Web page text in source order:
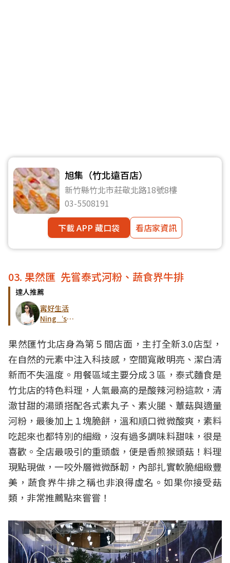
旭集（竹北遠百店）
新竹縣竹北市莊敬北路18號8樓
03-5508191
下載 APP 藏口袋
看店家資訊
03. 果然匯 先嘗泰式河粉、蔬食界牛排
達人推薦
寗好生活
Ning‘s
果然匯竹北店身為第５間店面，主打全新3.0店型，
在自然的元素中注入科技感，空間寬敞明亮、潔白清
新而不失溫度。用餐區域主要分成３區，泰式麵食是
竹北店的特色料理，人氣最高的是酸辣河粉這款，清
澈甘甜的湯頭搭配各式素丸子、素火腿、蕈菇與適量
河粉，最後加上１塊脆餅，溫和順口微微酸爽，素料
吃起來也都特別的細緻，沒有過多調味料甜味，很是
喜歡。全店最吸引的重頭戲，便是香煎猴頭菇！料理
現點現做，一咬外層微微酥韌，內部扎實軟脆細緻豐
美，蔬食界牛排之稱也非浪得虛名。如果你接受菇
類，非常推薦點來嘗嘗！